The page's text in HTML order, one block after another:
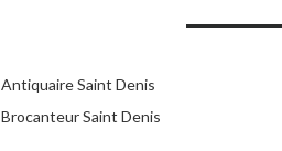
Antiquaire Saint Denis
Brocanteur Saint Denis